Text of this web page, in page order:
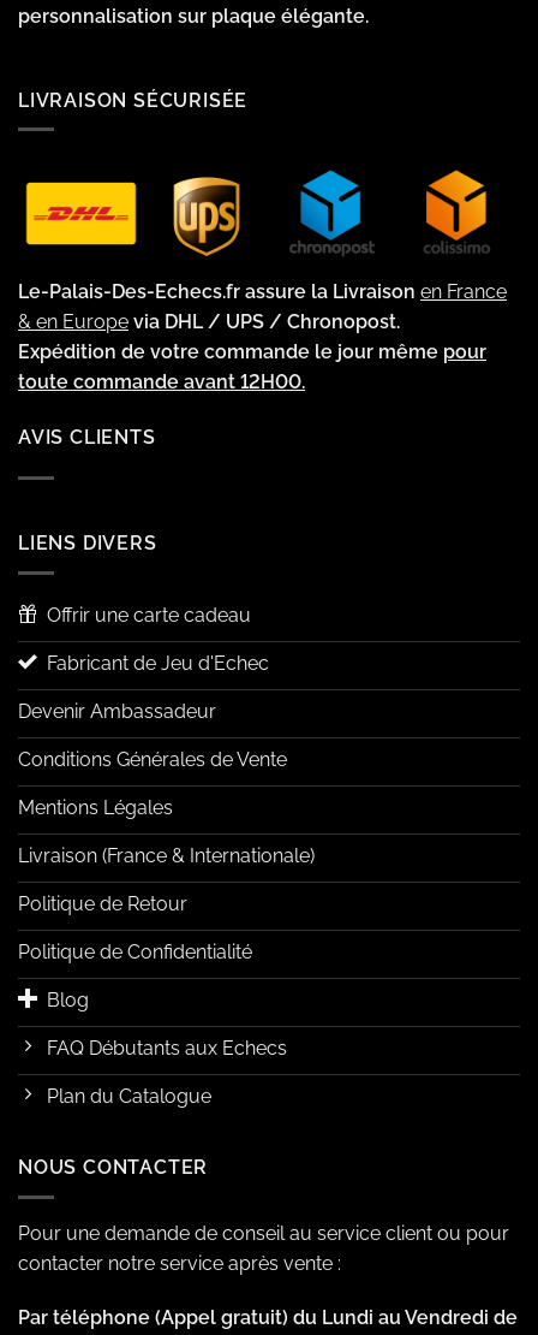
personnalisation sur plaque élégante.
LIVRAISON SÉCURISÉE
Le-Palais-Des-Echecs.fr assure la Livraison en France
& en Europe via DHL / UPS / Chronopost.
Expédition de votre commande le jour même pour
toute commande avant 12H00.
AVIS CLIENTS
LIENS DIVERS
Offrir une carte cadeau
Fabricant de Jeu d'Echec
Devenir Ambassadeur
Conditions Générales de Vente
Mentions Légales
Livraison (France & Internationale)
Politique de Retour
Politique de Confidentialité
Blog
FAQ Débutants aux Echecs
Plan du Catalogue
NOUS CONTACTER
Pour une demande de conseil au service client ou pour
contacter notre service après vente :
Par téléphone (Appel gratuit) du Lundi au Vendredi de